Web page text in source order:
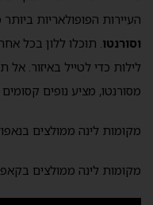
העיירות הפופולאריות
וסורנטו . תוכלו ללון בכל
לילות כדי לטייל באיזור. אל
מסורנטו, מציע נופים
מקומות לינה ממולצים
מקומות לינה ממולצים